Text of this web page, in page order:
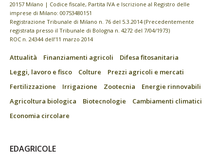
20157 Milano | Codice fiscale, Partita IVA e Iscrizione al Registro delle
imprese di Milano: 00753480151
Registrazione Tribunale di Milano n. 76 del 5.3.2014 (Precedentemente
registrata presso il Tribunale di Bologna n. 4272 del 7/04/1973)
ROC n. 24344 dell’11 marzo 2014
Attualità Finanziamenti agricoli
Difesa fitosanitaria
Leggi, lavoro e fisco
Colture
Prezzi agricoli e mercati
Fertilizzazione
Irrigazione Zootecnia
Energie rinnovabili
Agricoltura biologica
Biotecnologie
Cambiamenti climatici
Economia circolare
EDAGRICOLE